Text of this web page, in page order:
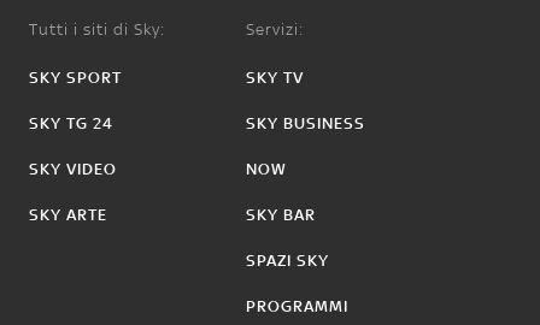
Tutti i siti di Sky:
SKY SPORT
SKY TG 24
SKY VIDEO
SKY ARTE
Servizi:
SKY TV
SKY BUSINESS
NOW
SKY BAR
SPAZI SKY
PROGRAMMI